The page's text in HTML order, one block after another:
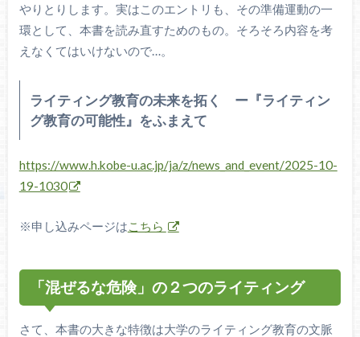
やりとりします。実はこのエントリも、その準備運動の一
環として、本書を読み直すためのもの。そろそろ内容を考
えなくてはいけないので…。
ライティング教育の未来を拓く ー『ライティン
グ教育の可能性』をふまえて
https://www.h.kobe-u.ac.jp/ja/z/news_and_event/2025-10-
19-1030
※申し込みページはこちら
「混ぜるな危険」の２つのライティング
さて、本書の大きな特徴は大学のライティング教育の文脈